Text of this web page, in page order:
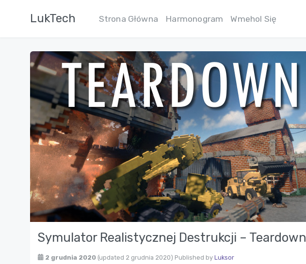
LukTech Strona Główna Harmonogram Wmehol Się
Symulator Realistycznej Destrukcji – Teardown
2 grudnia 2020 (updated 2 grudnia 2020) Published by Luksor